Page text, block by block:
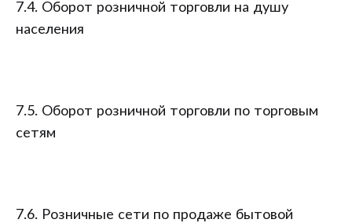
7.4. Оборот розничной торговли на душу
населения
7.5. Оборот розничной торговли по торговым
сетям
7.6. Розничные сети по продаже бытовой